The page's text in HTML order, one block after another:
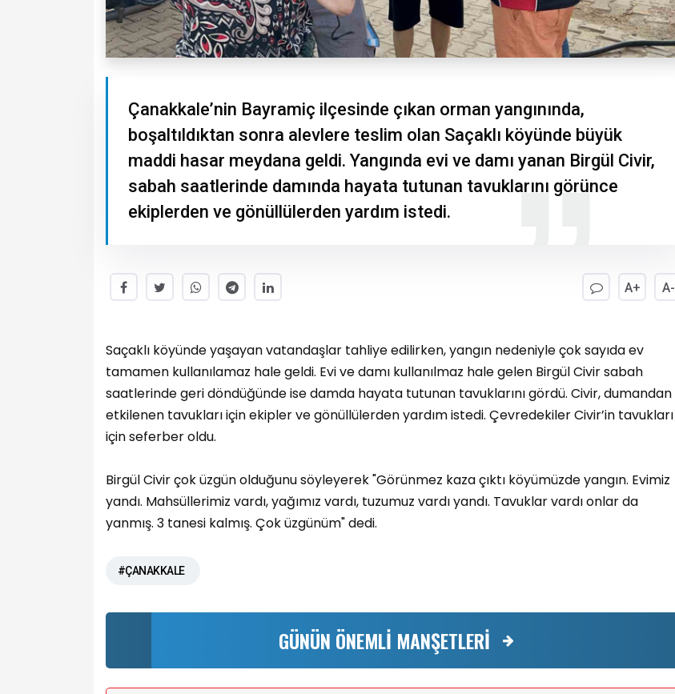
Çanakkale’nin Bayramiç ilçesinde çıkan orman yangınında,
boşaltıldıktan sonra alevlere teslim olan Saçaklı köyünde büyük
maddi hasar meydana geldi. Yangında evi ve damı yanan Birgül Civir,
sabah saatlerinde damında hayata tutunan tavuklarını görünce
ekiplerden ve gönüllülerden yardım istedi.
A+ A-
Saçaklı köyünde yaşayan vatandaşlar tahliye edilirken, yangın nedeniyle çok sayıda ev
tamamen kullanılamaz hale geldi. Evi ve damı kullanılmaz hale gelen Birgül Civir sabah
saatlerinde geri döndüğünde ise damda hayata tutunan tavuklarını gördü. Civir, dumandan
etkilenen tavukları için ekipler ve gönüllülerden yardım istedi. Çevredekiler Civir’in tavukları
için seferber oldu.
Birgül Civir çok üzgün olduğunu söyleyerek "Görünmez kaza çıktı köyümüzde yangın. Evimiz
yandı. Mahsüllerimiz vardı, yağımız vardı, tuzumuz vardı yandı. Tavuklar vardı onlar da
yanmış. 3 tanesi kalmış. Çok üzgünüm" dedi.
#ÇANAKKALE
GÜNÜN ÖNEMLİ MANŞETLERİ